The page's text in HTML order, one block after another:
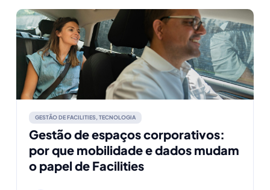
GESTÃO DE FACILITIES,TECNOLOGIA
Gestão de espaços corporativos:
por que mobilidade e dados mudam
o papel de Facilities